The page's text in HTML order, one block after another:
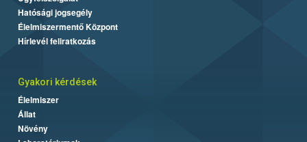
Hatósági jogsegély
Élelmiszermentő Központ
Hírlevél feliratkozás
Gyakori kérdések
Élelmiszer
Állat
Növény